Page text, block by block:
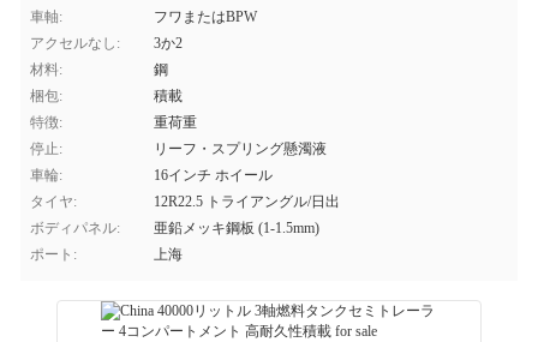
車軸:
フワまたはBPW
アクセルなし:
3か2
材料:
鋼
梱包:
積載
特徴:
重荷重
停止:
リーフ・スプリング懸濁液
車輪:
16インチ ホイール
タイヤ:
12R22.5 トライアングル/日出
ボディパネル:
亜鉛メッキ鋼板 (1-1.5mm)
ポート:
上海